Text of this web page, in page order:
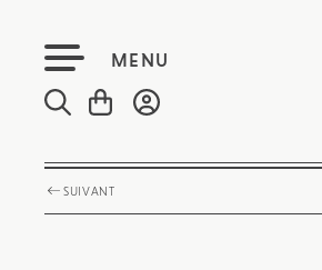
MENU
SUIVANT